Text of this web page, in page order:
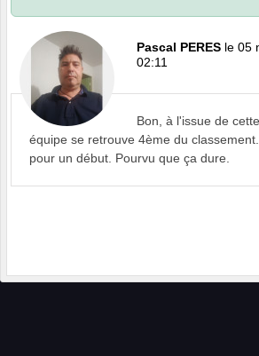
Pascal PERES le 05
02:11
Bon, à l'issue de
équipe se retrouve 4ème du
pour un début. Pourvu que ça dure.